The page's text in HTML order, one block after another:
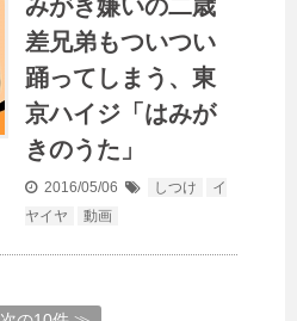
みがき嫌いの二歳
差兄弟もついつい
踊ってしまう、東
京ハイジ「はみが
きのうた」
2016/05/06 しつけ
イ
ヤイヤ
動画